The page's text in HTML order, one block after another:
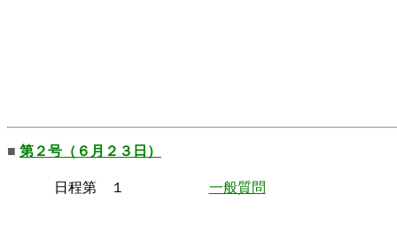
■ 第２号（６月２３日）
日程第 １ 一般質問